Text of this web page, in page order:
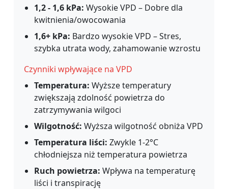
1,2 - 1,6 kPa: Wysokie VPD – Dobre dla
kwitnienia/owocowania
1,6+ kPa: Bardzo wysokie VPD – Stres,
szybka utrata wody, zahamowanie wzrostu
Czynniki wpływające na VPD
Temperatura: Wyższe temperatury
zwiększają zdolność powietrza do
zatrzymywania wilgoci
Wilgotność: Wyższa wilgotność obniża VPD
Temperatura liści: Zwykle 1-2°C
chłodniejsza niż temperatura powietrza
Ruch powietrza: Wpływa na temperaturę
liści i transpirację